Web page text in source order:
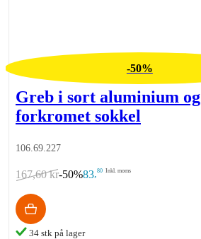
-50%
Greb i sort aluminium og
forkromet sokkel
106.69.227
167,60 kr-50%83,80 Inkl. moms
34 stk på lager